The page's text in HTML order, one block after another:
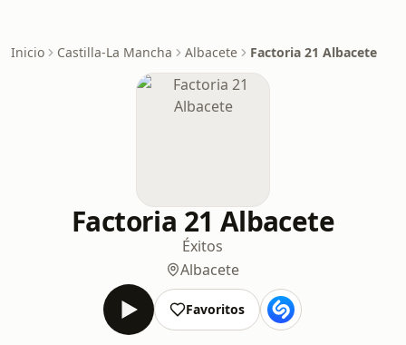
Inicio Castilla-La Mancha Albacete Factoria 21 Albacete
Factoria 21 Albacete
Éxitos
Albacete
Favoritos